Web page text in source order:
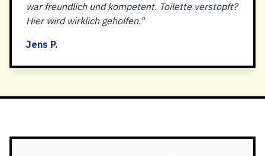
war freundlich und kompetent. Toilette verstopft?
Hier wird wirklich geholfen."
Jens P.